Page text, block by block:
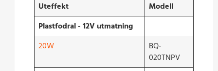
Uteffekt
Modell
Plastfodral - 12V utmatning
20W
BQ-
020TNPV